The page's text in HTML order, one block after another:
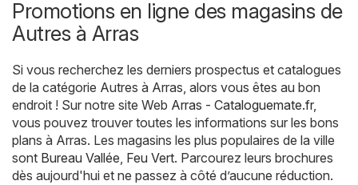
Promotions en ligne des magasins de
Autres à Arras
Si vous recherchez les derniers prospectus et catalogues
de la catégorie Autres à Arras, alors vous êtes au bon
endroit ! Sur notre site Web Arras - Cataloguemate.fr,
vous pouvez trouver toutes les informations sur les bons
plans à Arras. Les magasins les plus populaires de la ville
sont Bureau Vallée, Feu Vert. Parcourez leurs brochures
dès aujourd'hui et ne passez à côté d’aucune réduction.